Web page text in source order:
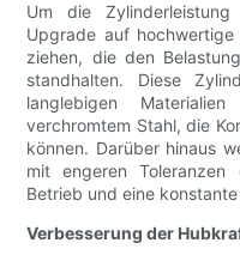
Um die
Upgrade auf
ziehen, die den
standhalten. Diese
langlebigen
verchromtem Stahl, die
können. Darüber hinaus
mit engeren Toleranzen
Betrieb und eine
Verbesserung der